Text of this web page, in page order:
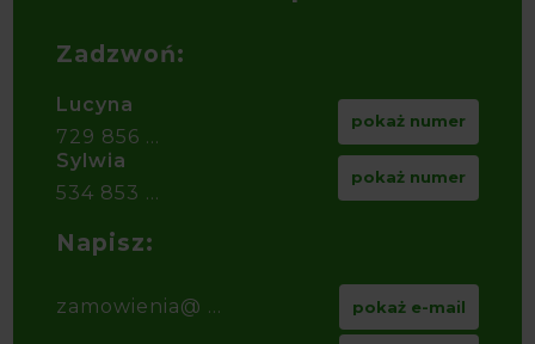
Zadzwoń:
Lucyna
729 856 ...
pokaż numer
Sylwia
534 853 ...
pokaż numer
Napisz:
zamowienia@ ... pokaż e-mail